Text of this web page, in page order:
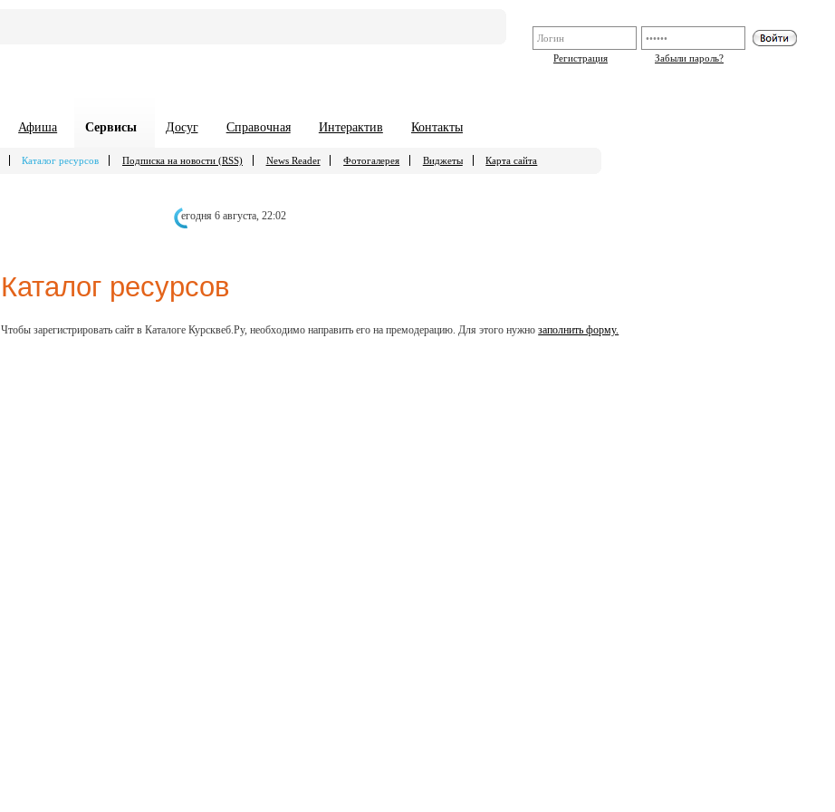
Регистрация
Забыли пароль?
Афиша Сервисы Досуг Справочная Интерактив Контакты
Каталог ресурсов Подписка на новости (RSS) News Reader Фотогалерея Виджеты Карта сайта
егодня 6 августа, 22:02
Каталог ресурсов
Чтобы зарегистрировать сайт в Каталоге Курсквеб.Ру, необходимо направить его на премодерацию. Для этого нужнозаполнить форму.